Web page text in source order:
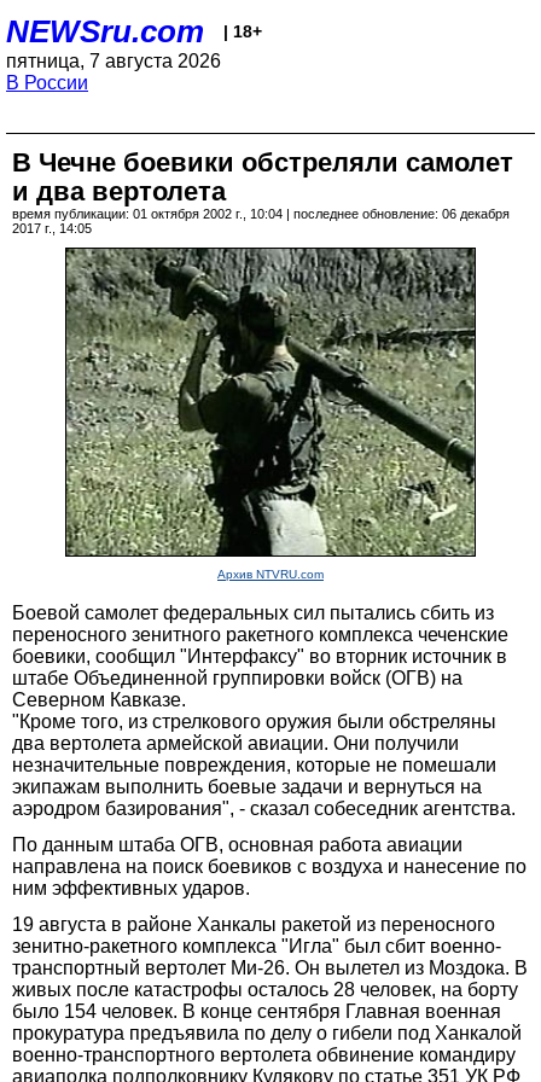
NEWSru.com | 18+
пятница, 7 августа 2026
В России
В Чечне боевики обстреляли самолет
и два вертолета
время публикации: 01 октября 2002 г., 10:04 | последнее обновление: 06 декабря
2017 г., 14:05
Архив NTVRU.com
Боевой самолет федеральных сил пытались сбить из
переносного зенитного ракетного комплекса чеченские
боевики, сообщил "Интерфаксу" во вторник источник в
штабе Объединенной группировки войск (ОГВ) на
Северном Кавказе.
"Кроме того, из стрелкового оружия были обстреляны
два вертолета армейской авиации. Они получили
незначительные повреждения, которые не помешали
экипажам выполнить боевые задачи и вернуться на
аэродром базирования", - сказал собеседник агентства.
По данным штаба ОГВ, основная работа авиации
направлена на поиск боевиков с воздуха и нанесение по
ним эффективных ударов.
19 августа в районе Ханкалы ракетой из переносного
зенитно-ракетного комплекса "Игла" был сбит военно-
транспортный вертолет Ми-26. Он вылетел из Моздока. В
живых после катастрофы осталось 28 человек, на борту
было 154 человек. В конце сентября Главная военная
прокуратура предъявила по делу о гибели под Ханкалой
военно-транспортного вертолета обвинение командиру
авиаполка подполковнику Кудякову по статье 351 УК РФ